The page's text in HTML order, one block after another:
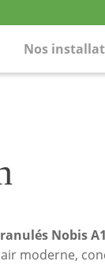
Nos
Nobis
moderne,